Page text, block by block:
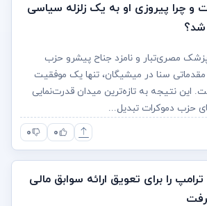
چرا پیروزی‌ او به یک زلزله سیاسی
شد؟
مصری‌تبار و نامزد جناح پیشرو حزب
مقدماتی سنا در میشیگان، تنها یک موفقیت
این نتیجه به تازه‌ترین میدان قدرت‌نمایی
حزب دموکرات تبدیل...
۰ ۰
را برای تعویق ارائه سوابق مالی